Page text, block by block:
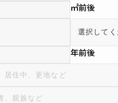
㎡前後
年前後